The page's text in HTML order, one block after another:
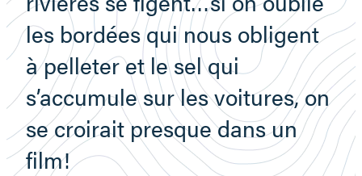
les bordées qui nous obligent
à pelleter et le sel qui
s’accumule sur les voitures, on
se croirait presque dans un
film!